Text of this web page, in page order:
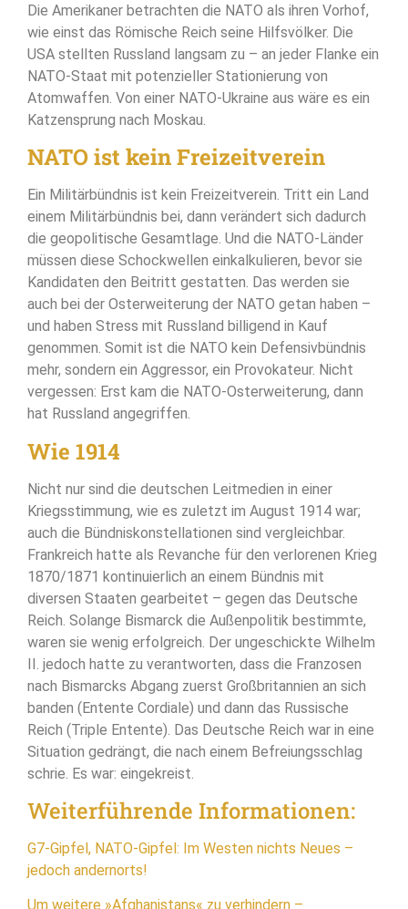
Die Amerikaner betrachten die NATO als ihren Vorhof,
wie einst das Römische Reich seine Hilfsvölker. Die
USA stellten Russland langsam zu – an jeder Flanke ein
NATO-Staat mit potenzieller Stationierung von
Atomwaffen. Von einer NATO-Ukraine aus wäre es ein
Katzensprung nach Moskau.
NATO ist kein Freizeitverein
Ein Militärbündnis ist kein Freizeitverein. Tritt ein Land
einem Militärbündnis bei, dann verändert sich dadurch
die geopolitische Gesamtlage. Und die NATO-Länder
müssen diese Schockwellen einkalkulieren, bevor sie
Kandidaten den Beitritt gestatten. Das werden sie
auch bei der Osterweiterung der NATO getan haben –
und haben Stress mit Russland billigend in Kauf
genommen. Somit ist die NATO kein Defensivbündnis
mehr, sondern ein Aggressor, ein Provokateur. Nicht
vergessen: Erst kam die NATO-Osterweiterung, dann
hat Russland angegriffen.
Wie 1914
Nicht nur sind die deutschen Leitmedien in einer
Kriegsstimmung, wie es zuletzt im August 1914 war;
auch die Bündniskonstellationen sind vergleichbar.
Frankreich hatte als Revanche für den verlorenen Krieg
1870/1871 kontinuierlich an einem Bündnis mit
diversen Staaten gearbeitet – gegen das Deutsche
Reich. Solange Bismarck die Außenpolitik bestimmte,
waren sie wenig erfolgreich. Der ungeschickte Wilhelm
II. jedoch hatte zu verantworten, dass die Franzosen
nach Bismarcks Abgang zuerst Großbritannien an sich
banden (Entente Cordiale) und dann das Russische
Reich (Triple Entente). Das Deutsche Reich war in eine
Situation gedrängt, die nach einem Befreiungsschlag
schrie. Es war: eingekreist.
Weiterführende Informationen:
G7-Gipfel, NATO-Gipfel: Im Westen nichts Neues –
jedoch andernorts!
Um weitere »Afghanistans« zu verhindern –